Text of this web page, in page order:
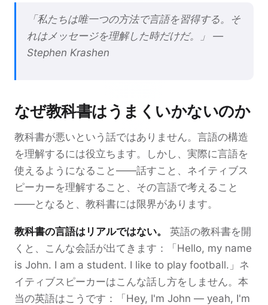
「私たちは唯一つの方法で言語を習得する。そ
れはメッセージを理解した時だけだ。」 —
Stephen Krashen
なぜ教科書はうまくいかないのか
教科書が悪いという話ではありません。言語の構造
を理解するには役立ちます。しかし、実際に言語を
使えるようになること——話すこと、ネイティブス
ピーカーを理解すること、その言語で考えること
——となると、教科書には限界があります。
教科書の言語はリアルではない。
英語の教科書を開
くと、こんな会話が出てきます：「Hello, my name
is John. I am a student. I like to play football.」ネ
イティブスピーカーはこんな話し方をしません。本
当の英語はこうです：「Hey, I'm John — yeah, I'm